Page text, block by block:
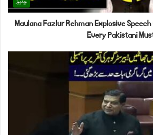
ویڈیوز
Maulana Fazlur Rehman Explosive
Every Pakistani